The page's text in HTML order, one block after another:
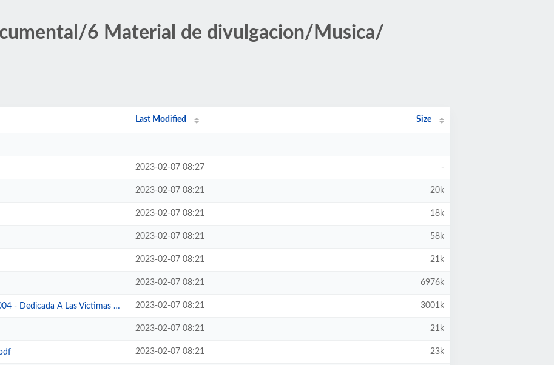
6 Material de divulgacion/Musica/
Last Modified Size
2023-02-07 08:27 -
2023-02-07 08:21 20k
2023-02-07 08:21 18k
2023-02-07 08:21 58k
2023-02-07 08:21 21k
2023-02-07 08:21 6976k
A Las Victimas De Los Atent... 2023-02-07 08:21 3001k
2023-02-07 08:21 21k
2023-02-07 08:21 23k